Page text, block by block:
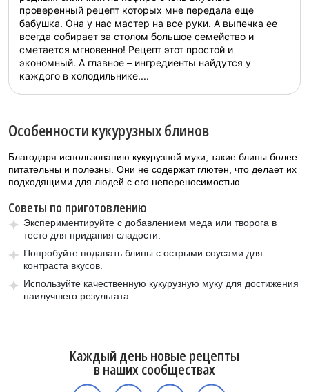
проверенный рецепт которых мне передала еще
бабушка. Она у нас мастер на все руки. А выпечка ее
всегда собирает за столом большое семейство и
сметается мгновенно! Рецепт этот простой и
экономный. А главное – ингредиенты найдутся у
каждого в холодильнике....
Особенности кукурузных блинов
Благодаря использованию кукурузной муки, такие блины более
питательны и полезны. Они не содержат глютен, что делает их
подходящими для людей с его непереносимостью.
Советы по приготовлению
Экспериментируйте с добавлением меда или творога в
тесто для придания сладости.
Попробуйте подавать блины с острыми соусами для
контраста вкусов.
Используйте качественную кукурузную муку для достижения
наилучшего результата.
Каждый день новые рецепты
в наших сообществах